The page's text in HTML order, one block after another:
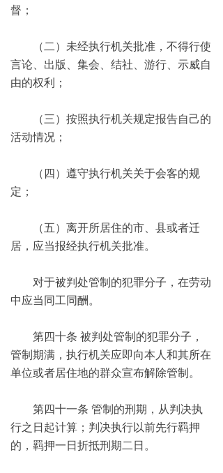
督；
（二）未经执行机关批准，不得行使
言论、出版、集会、结社、游行、示威自
由的权利；
（三）按照执行机关规定报告自己的
活动情况；
（四）遵守执行机关关于会客的规
定；
（五）离开所居住的市、县或者迁
居，应当报经执行机关批准。
对于被判处管制的犯罪分子，在劳动
中应当同工同酬。
第四十条 被判处管制的犯罪分子，
管制期满，执行机关应即向本人和其所在
单位或者居住地的群众宣布解除管制。
第四十一条 管制的刑期，从判决执
行之日起计算；判决执行以前先行羁押
的，羁押一日折抵刑期二日。